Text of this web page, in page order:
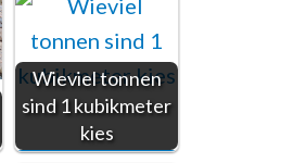
Wieviel tonnen
sind 1 kubikmeter
kies